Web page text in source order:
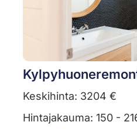
Keskihinta: 3204 €
Hintajakauma: 150 -